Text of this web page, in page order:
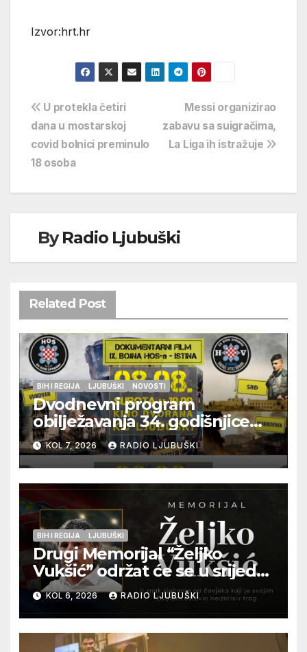
Izvor:hrt.hr
Navigacija
objava
Messi organizirao
zabavu sa suigračima,
La Liga ih istražuje
U protekla četiri
dana u mostarskoj
covid bolnici preminulo
18 osoba
ByRadio Ljubuški
Related Post
BIH I REGIJA LJUBUŠKI NOVOSTI
Dvodnevni program
obilježavanja 34. godišnjice
pogibije generala Blaža
Kraljevića i osmorice
pripadnika HOS-a
KOL 7, 2026 RADIO LJUBUŠKI
BIH I REGIJA LJUBUŠKI
Drugi Memorijal “Željko
Vukšić” održat će se u srijedu
12. kolovoza u Otoku
KOL 6, 2026 RADIO LJUBUŠKI